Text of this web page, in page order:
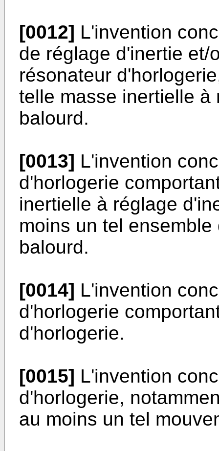
[0012] L'invention
de réglage d'inertie et/
résonateur
telle masse inertielle à
balourd.
[0013] L'invention
d'horlogerie
inertielle à réglage
moins un tel
balourd.
[0014] L'invention
d'horlogerie
d'horlogerie.
[0015] L'invention
d'horlogerie,
au moins un tel